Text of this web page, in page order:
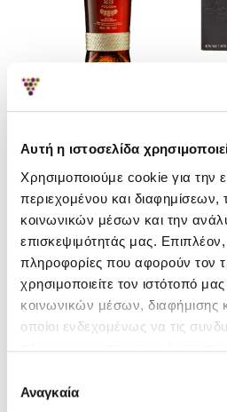
Αυτή η ιστοσελίδα
Χρησιμοποιούμε cookie για την
περιεχομένου και διαφημίσεων,
κοινωνικών μέσων και την
επισκεψιμότητάς μας.
πληροφορίες που αφορούν τον
χρησιμοποιείτε τον ιστότοπό
κοινωνικών μέσων, διαφήμισης
οποίοι ενδεχομένως να τις
των υπηρεσιών τους.
συγκατάθεσης
Αναγκαία
65.70€